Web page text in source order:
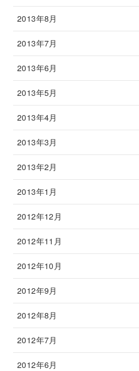
2013年8月
2013年7月
2013年6月
2013年5月
2013年4月
2013年3月
2013年2月
2013年1月
2012年12月
2012年11月
2012年10月
2012年9月
2012年8月
2012年7月
2012年6月